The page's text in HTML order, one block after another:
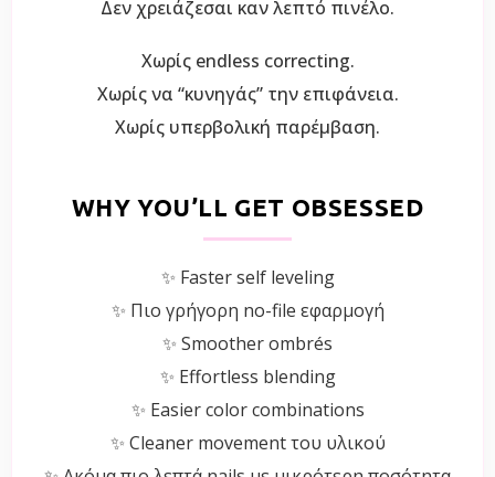
Δεν χρειάζεσαι καν λεπτό πινέλο.
Χωρίς endless correcting.
Χωρίς να “κυνηγάς” την επιφάνεια.
Χωρίς υπερβολική παρέμβαση.
WHY YOU’LL GET OBSESSED
✨ Faster self leveling
✨ Πιο γρήγορη no-file εφαρμογή
✨ Smoother ombrés
✨ Effortless blending
✨ Easier color combinations
✨ Cleaner movement του υλικού